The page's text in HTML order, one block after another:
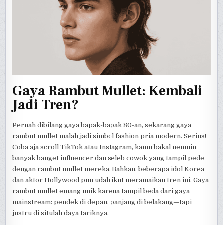
Gaya Rambut Mullet: Kembali
Jadi Tren?
Pernah dibilang gaya bapak-bapak 80-an, sekarang gaya
rambut mullet malah jadi simbol fashion pria modern. Serius!
Coba aja scroll TikTok atau Instagram, kamu bakal nemuin
banyak banget influencer dan seleb cowok yang tampil pede
dengan rambut mullet mereka. Bahkan, beberapa idol Korea
dan aktor Hollywood pun udah ikut meramaikan tren ini. Gaya
rambut mullet emang unik karena tampil beda dari gaya
mainstream: pendek di depan, panjang di belakang—tapi
justru di situlah daya tariknya.